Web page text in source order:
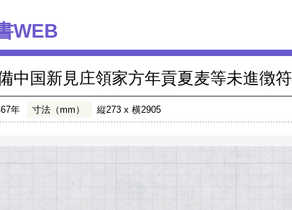
WEB
中国新見庄領家方年貢夏麦等未進徴符
年 寸法（mm） 縦273 x 横2905